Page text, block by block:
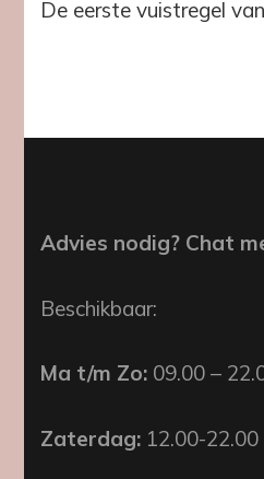
De eerste vuistregel
Advies nodig? Chat
Beschikbaar:
Ma t/m Zo: 09.00 –
Zaterdag: 12.00-22.00